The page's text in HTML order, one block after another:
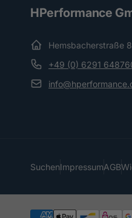
HPerformance
Hemsbacherstraße
+49 (0) 6291
SuchenImpressumAGB